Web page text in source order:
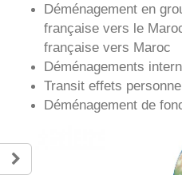
Déménagement en
française vers le
française vers Maroc
Déménagements
Transit effets
Déménagement de